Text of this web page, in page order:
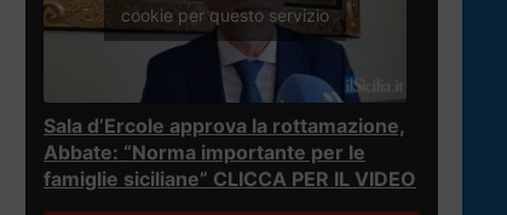
cookie per questo servizio
Sala d’Ercole approva la rottamazione,
Abbate: “Norma importante per le
famiglie siciliane” CLICCA PER IL VIDEO